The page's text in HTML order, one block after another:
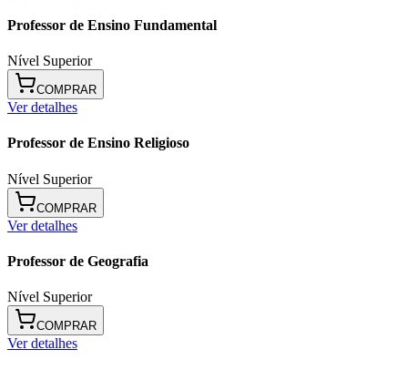
Professor de Ensino Fundamental
Nível Superior
COMPRAR
Ver detalhes
Professor de Ensino Religioso
Nível Superior
COMPRAR
Ver detalhes
Professor de Geografia
Nível Superior
COMPRAR
Ver detalhes